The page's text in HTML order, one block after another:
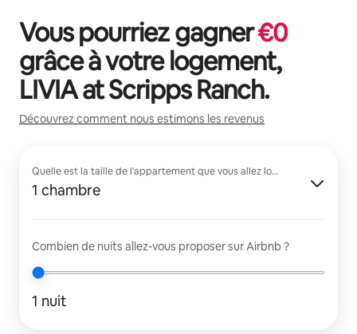
Vous pourriez gagner€0
grâce à votre logement,
LIVIA at Scripps Ranch.
Découvrez comment nous estimons les revenus
Quelle est la taille de l'appartement que vous allez louer ?
1 chambre
Combien de nuits allez-vous proposer sur Airbnb ?
1 nuit